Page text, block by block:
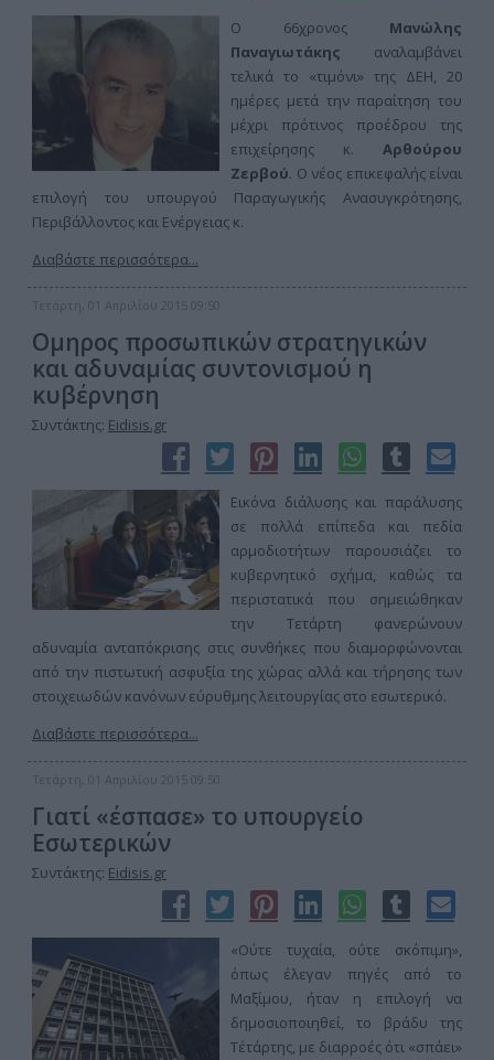
Ο 66χρονος Μανώλης
Παναγιωτάκης αναλαμβάνει
τελικά το «τιμόνι» της ΔΕΗ, 20
ημέρες μετά την παραίτηση του
μέχρι πρότινος προέδρου της
επιχείρησης κ. Αρθούρου
Ζερβού. Ο νέος επικεφαλής είναι
επιλογή του υπουργού Παραγωγικής Ανασυγκρότησης,
Περιβάλλοντος και Ενέργειας κ.
Διαβάστε περισσότερα...
Τετάρτη, 01 Απριλίου 2015 09:50
Ομηρος προσωπικών στρατηγικών
και αδυναμίας συντονισμού η
κυβέρνηση
Συντάκτης: Eidisis.gr
Εικόνα διάλυσης και παράλυσης
σε πολλά επίπεδα και πεδία
αρμοδιοτήτων παρουσιάζει το
κυβερνητικό σχήμα, καθώς τα
περιστατικά που σημειώθηκαν
την Τετάρτη φανερώνουν
αδυναμία ανταπόκρισης στις συνθήκες που διαμορφώνονται
από την πιστωτική ασφυξία της χώρας αλλά και τήρησης των
στοιχειωδών κανόνων εύρυθμης λειτουργίας στο εσωτερικό.
Διαβάστε περισσότερα...
Τετάρτη, 01 Απριλίου 2015 09:50
Γιατί «έσπασε» το υπουργείο
Εσωτερικών
Συντάκτης: Eidisis.gr
«Ούτε τυχαία, ούτε σκόπιμη»,
όπως έλεγαν πηγές από το
Μαξίμου, ήταν η επιλογή να
δημοσιοποιηθεί, το βράδυ της
Τέτάρτης, με διαρροές ότι «σπάει»